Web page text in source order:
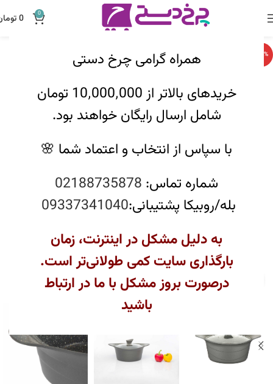
همراه گرامی چرخ دستی
خریدهای بالاتر از 10٬000٬000 تومان
شامل ارسال رایگان خواهند بود.
با سپاس از انتخاب و اعتماد شما 🌸
شماره تماس: 02188735878
بله/روبیکا پشتیبانی:09337341040
به دلیل مشکل در اینترنت، زمان
بارگذاری سایت کمی طولانی‌تر است.
درصورت بروز مشکل با ما در ارتباط
باشید
0
0
-12%
بزرگنمایی تصویر